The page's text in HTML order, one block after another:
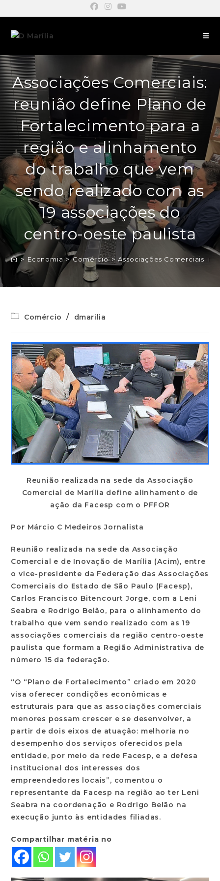
Associações Comerciais:
reunião define Plano de
Fortalecimento para a
região e alinhamento
do trabalho que vem
sendo realizado com as
19 associações do
centro-oeste paulista
> Economia > Comércio > Associações Comerciais:
Comércio / dmarilia
Reunião realizada na sede da Associação
Comercial de Marília define alinhamento de
ação da Facesp com o PFFOR
Por Márcio C Medeiros Jornalista
Reunião realizada na sede da Associação
Comercial e de Inovação de Marília (Acim), entre
o vice-presidente da Federação das Associações
Comerciais do Estado de São Paulo (Facesp),
Carlos Francisco Bitencourt Jorge, com a Leni
Seabra e Rodrigo Belão, para o alinhamento do
trabalho que vem sendo realizado com as 19
associações comerciais da região centro-oeste
paulista que formam a Região Administrativa de
número 15 da federação.
“O “Plano de Fortalecimento” criado em 2020
visa oferecer condições econômicas e
estruturais para que as associações comerciais
menores possam crescer e se desenvolver, a
partir de dois eixos de atuação: melhoria no
desempenho dos serviços oferecidos pela
entidade, por meio da rede Facesp, e a defesa
institucional dos interesses dos
empreendedores locais”, comentou o
representante da Facesp na região ao ter Leni
Seabra na coordenação e Rodrigo Belão na
execução junto às entidades filiadas.
Compartilhar matéria no